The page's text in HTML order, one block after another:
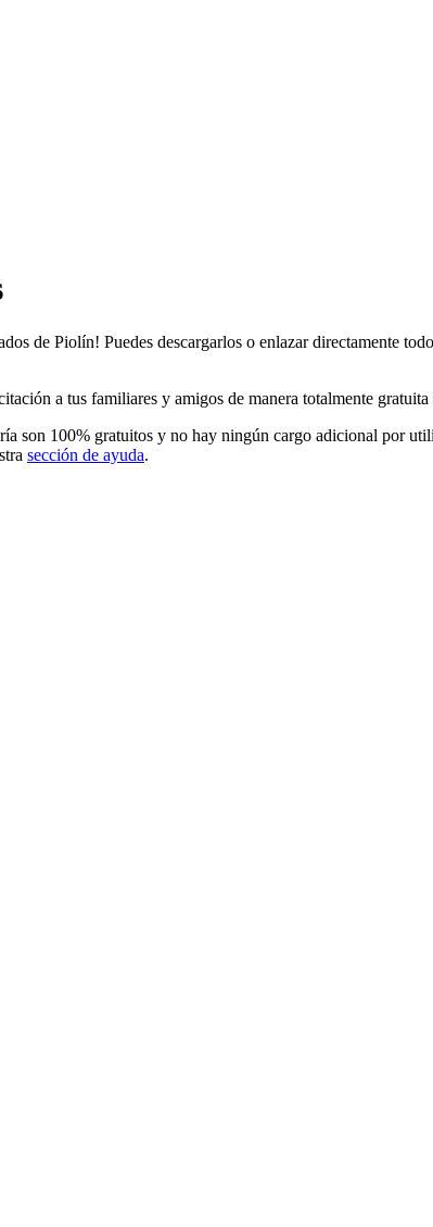
de Piolín! Puedes descargarlos o enlazar directamente
a tus familiares y amigos de manera totalmente
son 100% gratuitos y no hay ningún cargo adicional por
sección de ayuda.